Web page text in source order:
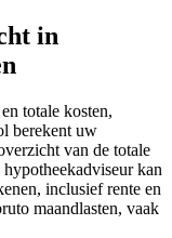
in
totale kosten,
berekent uw
van de totale
kan
inclusief rente en
maandlasten, vaak